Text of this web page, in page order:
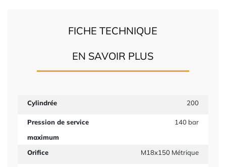
FICHE TECHNIQUE
EN SAVOIR PLUS
Cylindrée 200
Pression de service
maximum
140 bar
Orifice M18x150 Métrique